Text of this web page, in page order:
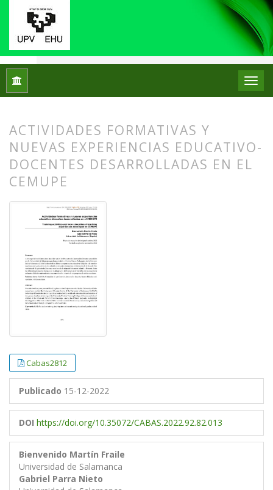
Inicio Núm. 28 (2022): Número Monográfico:
ACTIVIDADES FORMATIVAS Y
NUEVAS EXPERIENCIAS EDUCATIVO-
DOCENTES DESARROLLADAS EN EL
CEMUPE
Cabas2812
Publicado 15-12-2022
DOI https://doi.org/10.35072/CABAS.2022.92.82.013
Bienvenido Martín Fraile
Universidad de Salamanca
Gabriel Parra Nieto